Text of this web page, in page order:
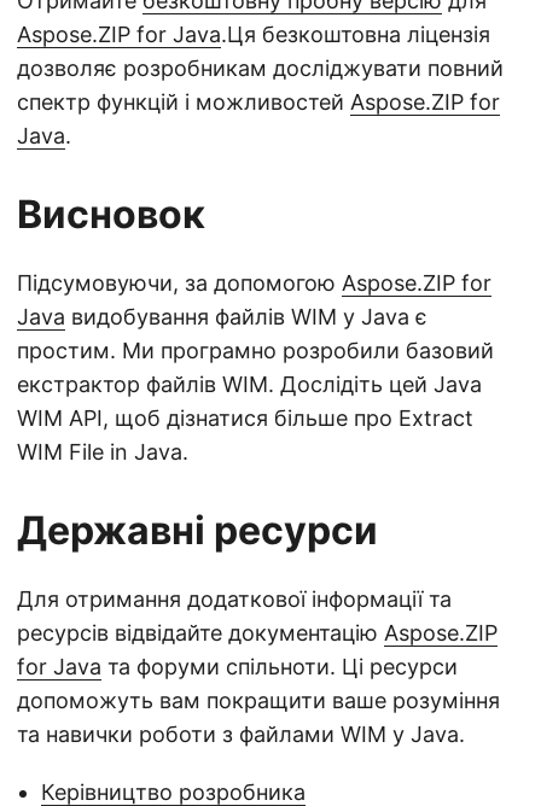
Aspose.ZIP for Java.Ця безкоштовна ліцензія
дозволяє розробникам досліджувати повний
спектр функцій і можливостей Aspose.ZIP for
Java.
Висновок
Підсумовуючи, за допомогою Aspose.ZIP for
Java видобування файлів WIM у Java є
простим. Ми програмно розробили базовий
екстрактор файлів WIM. Дослідіть цей Java
WIM API, щоб дізнатися більше про Extract
WIM File in Java.
Державні ресурси
Для отримання додаткової інформації та
ресурсів відвідайте документацію Aspose.ZIP
for Java та форуми спільноти. Ці ресурси
допоможуть вам покращити ваше розуміння
та навички роботи з файлами WIM у Java.
Керівництво розробника